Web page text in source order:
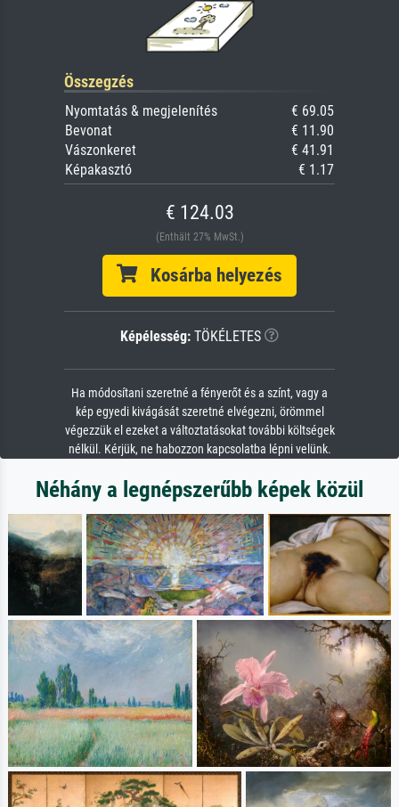
Összegzés
Nyomtatás & megjelenítés
€ 69.05
Bevonat
€ 11.90
Vászonkeret
€ 41.91
Képakasztó
€ 1.17
€ 124.03
(Enthält 27% MwSt.)
Kosárba helyezés
Képélesség: TÖKÉLETES
Ha módosítani szeretné a fényerőt és a színt, vagy a
kép egyedi kivágását szeretné elvégezni, örömmel
végezzük el ezeket a változtatásokat további költségek
nélkül. Kérjük, ne habozzon kapcsolatba lépni velünk.
Néhány a legnépszerűbb képek közül